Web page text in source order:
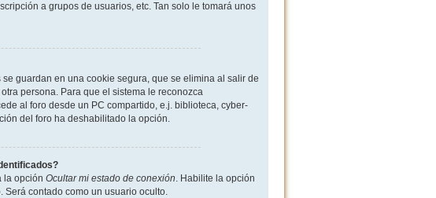
a grupos de usuarios, etc. Tan solo le tomará unos
guardan en una cookie segura, que se elimina al salir de
persona. Para que el sistema le reconozca
al foro desde un PC compartido, e.j. biblioteca, cyber-
del foro ha deshabilitado la opción.
la opción Ocultar mi estado de conexión . Habilite la opción
contado como un usuario oculto.